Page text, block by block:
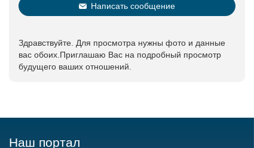
Написать сообщение
Здравствуйте. Для просмотра нужны фото и данные
вас обоих.Приглашаю Вас на подробный просмотр
будущего ваших отношений.
Наш портал